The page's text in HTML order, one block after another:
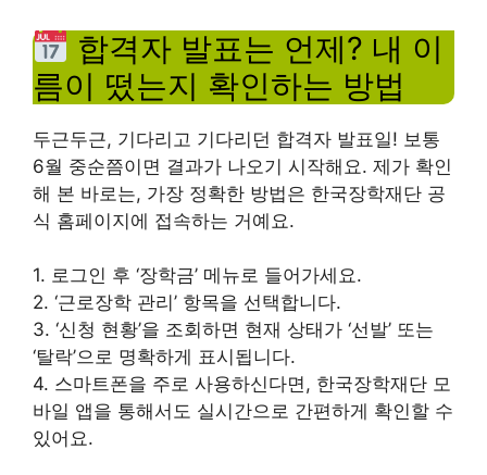
합격자 발표는 언제? 내 이
름이 떴는지 확인하는 방법
두근두근, 기다리고 기다리던 합격자 발표일! 보통
6월 중순쯤이면 결과가 나오기 시작해요. 제가 확인
해 본 바로는, 가장 정확한 방법은 한국장학재단 공
식 홈페이지에 접속하는 거예요.
1. 로그인 후 ‘장학금’ 메뉴로 들어가세요.
2. ‘근로장학 관리’ 항목을 선택합니다.
3. ‘신청 현황’을 조회하면 현재 상태가 ‘선발’ 또는
‘탈락’으로 명확하게 표시됩니다.
4. 스마트폰을 주로 사용하신다면, 한국장학재단 모
바일 앱을 통해서도 실시간으로 간편하게 확인할 수
있어요.